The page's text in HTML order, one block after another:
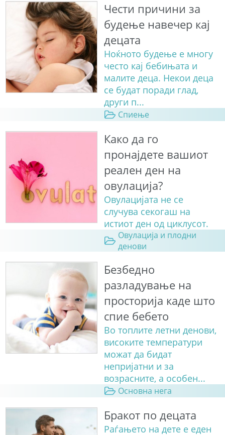
Чести причини за
будење навечер кај
децата
Ноќното будење е многу
често кај бебињата и
малите деца. Некои деца
се будат поради глад,
други п...
Спиење
Како да го
пронајдете вашиот
реален ден на
овулација?
Овулацијата не се
случува секогаш на
истиот ден од циклусот.
Овулација и плодни
денови
Безбедно
разладување на
просторија каде што
спие бебето
Во топлите летни денови,
високите температури
можат да бидат
непријатни и за
возрасните, а особен...
Основна нега
Бракот по децата
Раѓањето на дете е еден